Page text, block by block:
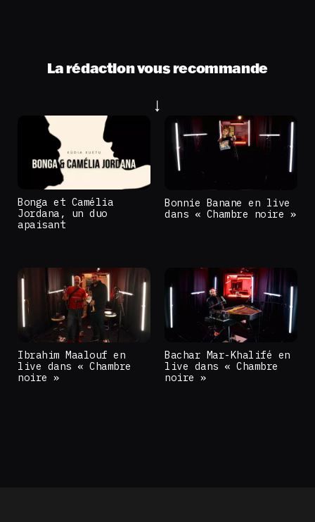
La rédaction vous recommande
Bonga et Camélia
Jordana, un duo
apaisant
Bonnie Banane en live
dans « Chambre noire »
Ibrahim Maalouf en
live dans « Chambre
noire »
Bachar Mar-Khalifé en
live dans « Chambre
noire »